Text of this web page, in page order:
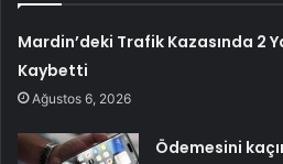
Mardin’deki Trafik Kazasında 2
Kaybetti
Ağustos 6, 2026
Ödemesini